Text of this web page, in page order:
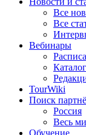
Все
Все
Вебинары
TourWiki
Поиск
Россия
Весь
Обучение